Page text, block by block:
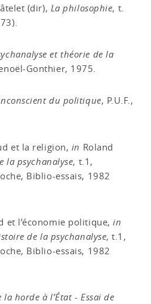
(dir), La philosophie, t.
et théorie de la
Gonthier, 1975.
du politique, P.U.F.,
et la religion, in Roland
la psychanalyse, t.1,
Biblio-essais, 1982
et l’économie politique,in
de la psychanalyse, t.1,
Biblio-essais, 1982
la horde à l’État - Essai de